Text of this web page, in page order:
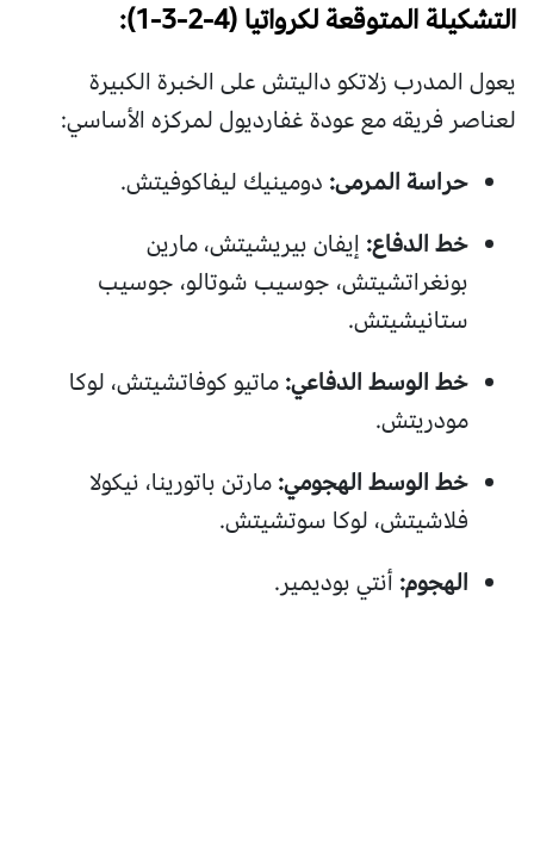
التشكيلة المتوقعة لكرواتيا (4-2-3-1):
يعول المدرب زلاتكو داليتش على الخبرة الكبيرة
لعناصر فريقه مع عودة غفارديول لمركزه الأساسي:
حراسة المرمى: دومينيك ليفاكوفيتش.
خط الدفاع: إيفان بيريشيتش، مارين
بونغراتشيتش، جوسيب شوتالو، جوسيب
ستانيشيتش.
خط الوسط الدفاعي:ماتيو كوفاتشيتش، لوكا
مودريتش.
خط الوسط الهجومي:مارتن باتورينا، نيكولا
فلاشيتش، لوكا سوتشيتش.
الهجوم: أنتي بوديمير.